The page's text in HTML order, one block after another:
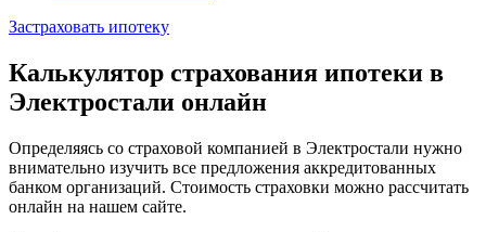
Застраховать ипотеку
Калькулятор страхования ипотеки в
Электростали онлайн
Определяясь со страховой компанией в Электростали нужно
внимательно изучить все предложения аккредитованных
банком организаций. Стоимость страховки можно рассчитать
онлайн на нашем сайте.